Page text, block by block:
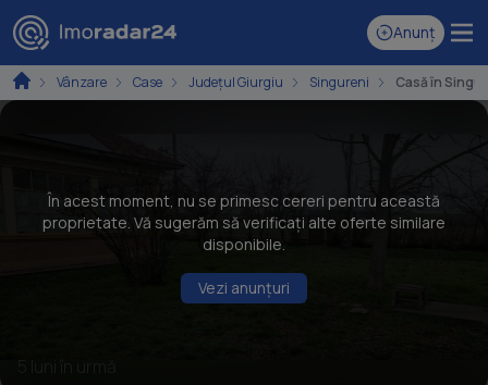
Anunț
Vânzare Case Județul Giurgiu Singureni Casă în
În acest moment, nu se primesc cereri pentru această
proprietate. Vă sugerăm să verificați alte oferte similare
disponibile.
Vezi anunțuri